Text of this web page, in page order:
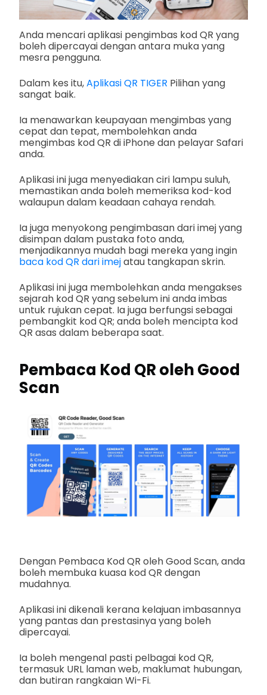
Anda mencari aplikasi pengimbas kod QR yang
boleh dipercayai dengan antara muka yang
mesra pengguna.
Dalam kes itu,Aplikasi QR TIGER Pilihan yang
sangat baik.
Ia menawarkan keupayaan mengimbas yang
cepat dan tepat, membolehkan anda
mengimbas kod QR di iPhone dan pelayar Safari
anda.
Aplikasi ini juga menyediakan ciri lampu suluh,
memastikan anda boleh memeriksa kod-kod
walaupun dalam keadaan cahaya rendah.
Ia juga menyokong pengimbasan dari imej yang
disimpan dalam pustaka foto anda,
menjadikannya mudah bagi mereka yang ingin
baca kod QR dari imejatau tangkapan skrin.
Aplikasi ini juga membolehkan anda mengakses
sejarah kod QR yang sebelum ini anda imbas
untuk rujukan cepat. Ia juga berfungsi sebagai
pembangkit kod QR; anda boleh mencipta kod
QR asas dalam beberapa saat.
Pembaca Kod QR oleh Good
Scan
Dengan Pembaca Kod QR oleh Good Scan, anda
boleh membuka kuasa kod QR dengan
mudahnya.
Aplikasi ini dikenali kerana kelajuan imbasannya
yang pantas dan prestasinya yang boleh
dipercayai.
Ia boleh mengenal pasti pelbagai kod QR,
termasuk URL laman web, maklumat hubungan,
dan butiran rangkaian Wi-Fi.